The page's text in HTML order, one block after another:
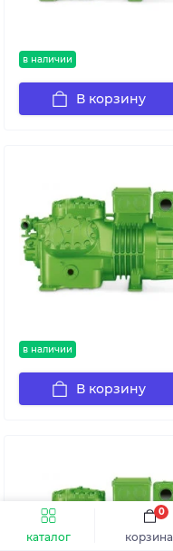
каталог корзина
0
в наличии
В корзину
в наличии
В корзину